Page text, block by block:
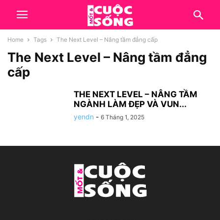
Home Tags The Next Level – Nâng tầm đẳng cấp
The Next Level – Nâng tầm đẳng
cấp
THE NEXT LEVEL – NÂNG TẦM
NGÀNH LÀM ĐẸP VÀ VUN...
yendn - 6 Tháng 1, 2025